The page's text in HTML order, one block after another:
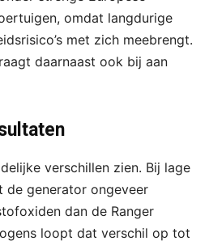
omdat langdurige
met zich meebrengt.
daarnaast ook bij aan
verschillen zien. Bij lage
de generator ongeveer
dan de Ranger
loopt dat verschil op tot